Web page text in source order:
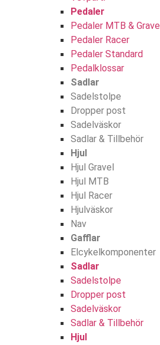
Pedaler
Pedaler MTB & Gravel
Pedaler Racer
Pedaler Standard
Pedalklossar
Sadlar
Sadelstolpe
Dropper post
Sadelväskor
Sadlar & Tillbehör
Hjul
Hjul Gravel
Hjul MTB
Hjul Racer
Hjulväskor
Nav
Gafflar
Elcykelkomponenter
Sadlar
Sadelstolpe
Dropper post
Sadelväskor
Sadlar & Tillbehör
Hjul